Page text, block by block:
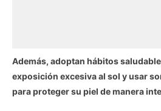
Además, adoptan hábitos
exposición excesiva al sol y usar
para proteger su piel de manera